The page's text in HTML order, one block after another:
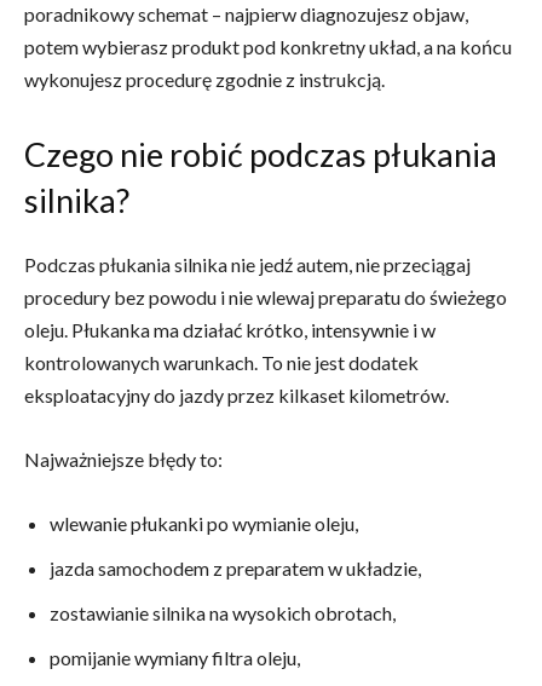
poradnikowy schemat – najpierw diagnozujesz objaw,
potem wybierasz produkt pod konkretny układ, a na końcu
wykonujesz procedurę zgodnie z instrukcją.
Czego nie robić podczas płukania
silnika?
Podczas płukania silnika nie jedź autem, nie przeciągaj
procedury bez powodu i nie wlewaj preparatu do świeżego
oleju. Płukanka ma działać krótko, intensywnie i w
kontrolowanych warunkach. To nie jest dodatek
eksploatacyjny do jazdy przez kilkaset kilometrów.
Najważniejsze błędy to:
wlewanie płukanki po wymianie oleju,
jazda samochodem z preparatem w układzie,
zostawianie silnika na wysokich obrotach,
pomijanie wymiany filtra oleju,